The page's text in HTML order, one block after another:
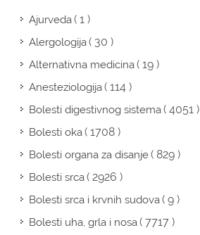
Ajurveda( 1 )
Alergologija( 30 )
Alternativna medicina( 19 )
Anesteziologija( 114 )
Bolesti digestivnog sistema( 4051 )
Bolesti oka( 1708 )
Bolesti organa za disanje( 829 )
Bolesti srca( 2926 )
Bolesti srca i krvnih sudova( 9 )
Bolesti uha, grla i nosa( 7717 )